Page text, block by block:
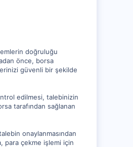
doğruluğu
önce, borsa
güvenli bir şekilde
edilmesi, talebinizin
tarafından sağlanan
onaylanmasından
para çekme işlemi için